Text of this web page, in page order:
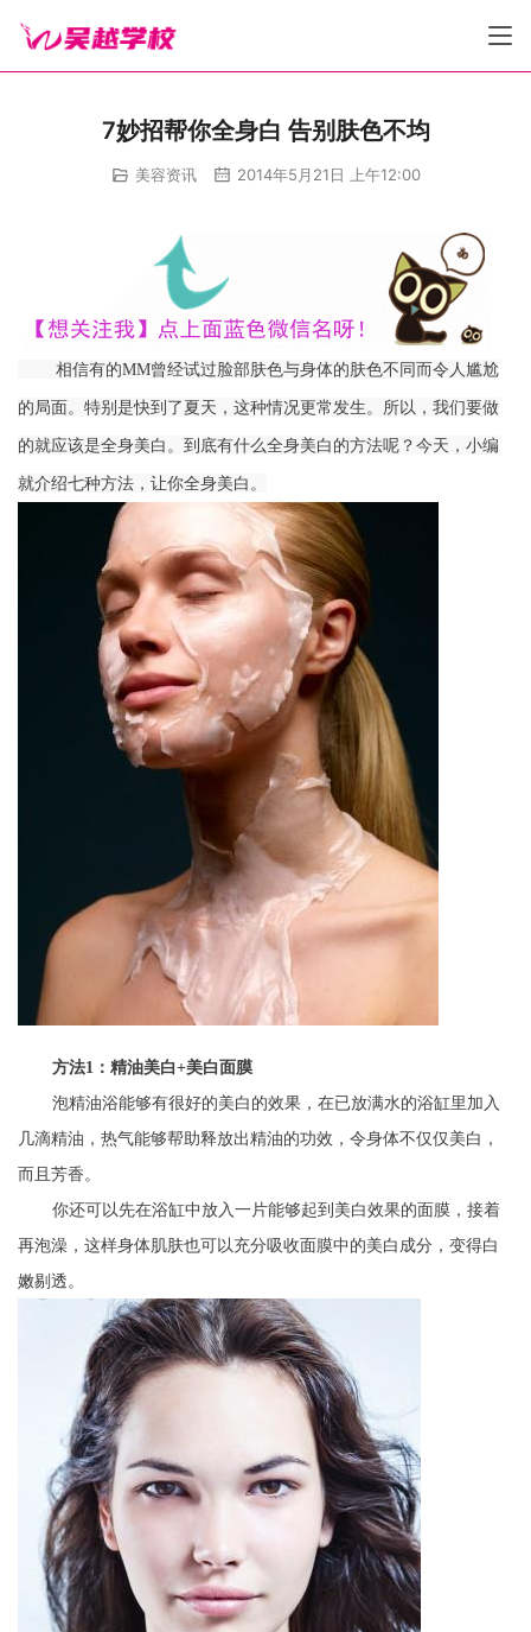
7妙招帮你全身白 告别肤色不均
美容资讯 2014年5月21日 上午12:00
的局面。特别是快到了夏天，这种情况更常发生。所以，我们要做
的就应该是全身美白。到底有什么全身美白的方法呢？今天，小编
就介绍七种方法，让你全身美白。
方法1：精油美白+美白面膜
泡精油浴能够有很好的美白的效果，在已放满水的浴缸里加入
几滴精油，热气能够帮助释放出精油的功效，令身体不仅仅美白，
而且芳香。
你还可以先在浴缸中放入一片能够起到美白效果的面膜，接着
再泡澡，这样身体肌肤也可以充分吸收面膜中的美白成分，变得白
嫩剔透。